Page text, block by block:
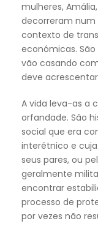
mulheres,
decorreram
contexto de
económicas.
vão casando
deve
A vida leva-as a
orfandade. São
social que era
interétnico e
seus pares, ou
geralmente
encontrar
processo de
por vezes não